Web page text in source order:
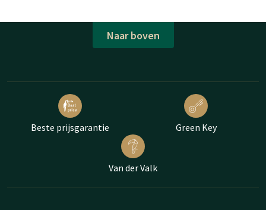
Naar boven
Beste prijsgarantie Green Key
Van der Valk